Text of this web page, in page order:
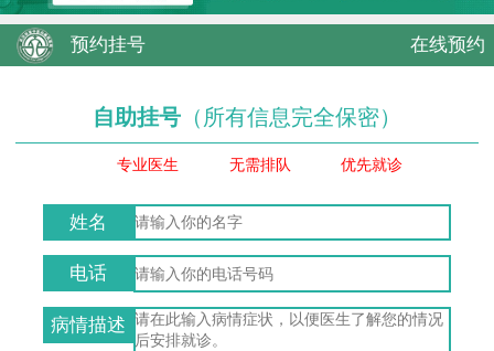
预约挂号 在线预约
自助挂号 （所有信息完全保密）
专业医生 无需排队 优先就诊
姓名
电话
病情描述